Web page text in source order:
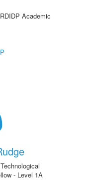
Academic
- Level 1A